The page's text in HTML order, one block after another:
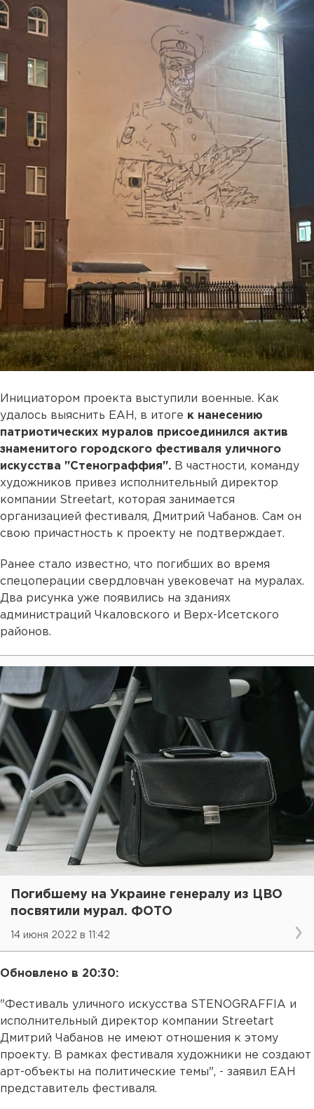
Инициатором проекта выступили военные. Как
удалось выяснить ЕАН, в итоге к нанесению
патриотических муралов присоединился актив
знаменитого городского фестиваля уличного
искусства "Стенограффия". В частности, команду
художников привез исполнительный директор
компании Streetart, которая занимается
организацией фестиваля, Дмитрий Чабанов. Сам он
свою причастность к проекту не подтверждает.
Ранее стало известно, что погибших во время
спецоперации свердловчан увековечат на муралах.
Два рисунка уже появились на зданиях
администраций Чкаловского и Верх-Исетского
районов.
Погибшему на Украине генералу из ЦВО
посвятили мурал. ФОТО
14 июня 2022 в 11:42
Обновлено в 20:30:
"Фестиваль уличного искусства STENOGRAFFIA и
исполнительный директор компании Streetart
Дмитрий Чабанов не имеют отношения к этому
проекту. В рамках фестиваля художники не создают
арт-объекты на политические темы", - заявил ЕАН
представитель фестиваля.